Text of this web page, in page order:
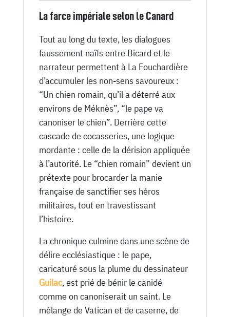
La farce impériale selon le Canard
Tout au long du texte, les dialogues
faussement naïfs entre Bicard et le
narrateur permettent à La Fouchardière
d’accumuler les non-sens savoureux :
“Un chien romain, qu’il a déterré aux
environs de Méknès”, “le pape va
canoniser le chien”. Derrière cette
cascade de cocasseries, une logique
mordante : celle de la dérision appliquée
à l’autorité. Le “chien romain” devient un
prétexte pour brocarder la manie
française de sanctifier ses héros
militaires, tout en travestissant
l’histoire.
La chronique culmine dans une scène de
délire ecclésiastique : le pape,
caricaturé sous la plume du dessinateur
Guilac, est prié de bénir le canidé
comme on canoniserait un saint. Le
mélange de Vatican et de caserne, de